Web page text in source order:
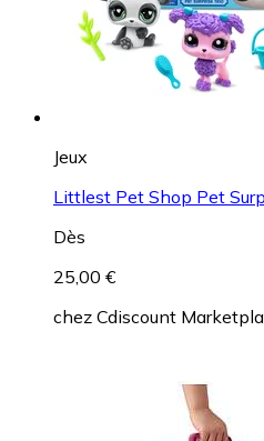
Jeux
Littlest Pet Shop Pet
Dès
25,00 €
chez Cdiscount